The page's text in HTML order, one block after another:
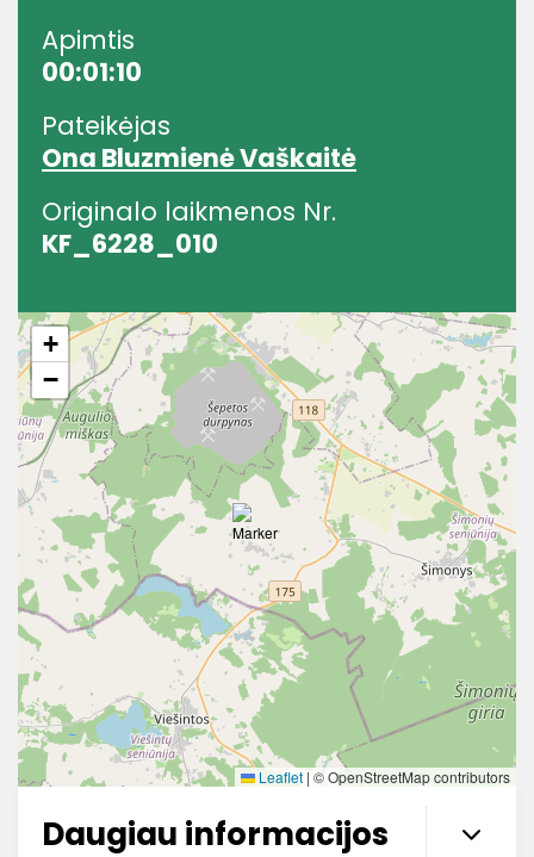
Apimtis
00:01:10
Pateikėjas
Ona Bluzmienė Vaškaitė
Originalo laikmenos Nr.
KF_6228_010
+
−
Leaflet | © OpenStreetMap contributors
Daugiau informacijos